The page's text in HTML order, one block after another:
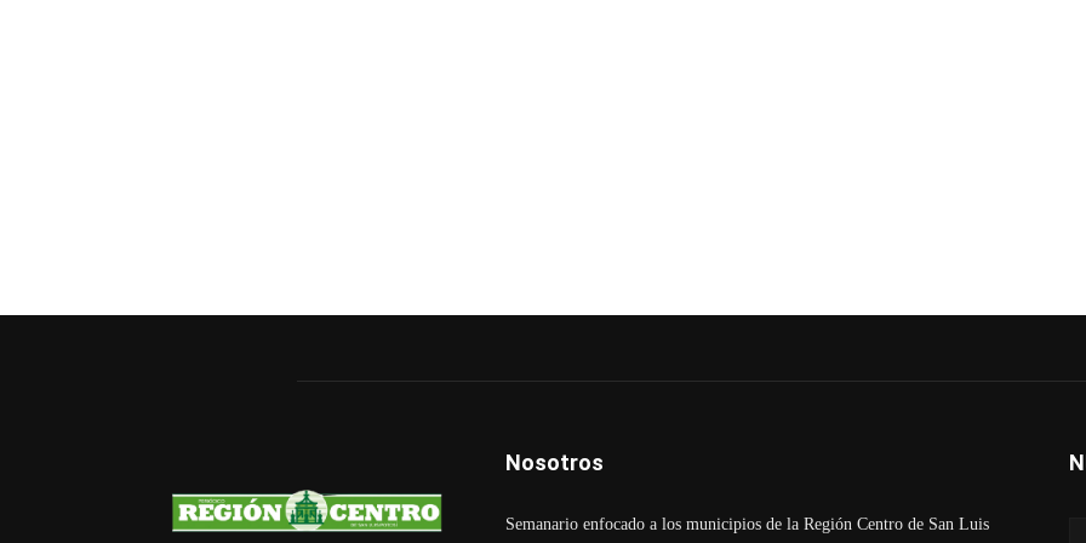
Nosotros
Semanario enfocado a los municipios de la Región Centro de San Luis